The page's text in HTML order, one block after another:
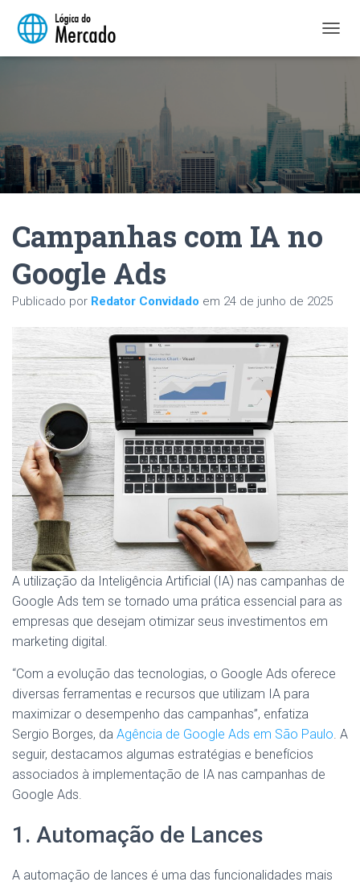
L
A
R
N
A
V
Campanhas com IA no
Google Ads
Publicado por Redator Convidado em 24 de junho de 2025
A utilização da Inteligência Artificial (IA) nas campanhas de
Google Ads tem se tornado uma prática essencial para as
empresas que desejam otimizar seus investimentos em
marketing digital.
“Com a evolução das tecnologias, o Google Ads oferece
diversas ferramentas e recursos que utilizam IA para
maximizar o desempenho das campanhas”, enfatiza
Sergio Borges, da Agência de Google Ads em São Paulo. A
seguir, destacamos algumas estratégias e benefícios
associados à implementação de IA nas campanhas de
Google Ads.
1. Automação de Lances
A automação de lances é uma das funcionalidades mais